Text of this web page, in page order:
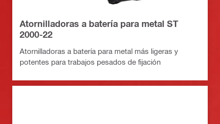
Atornilladoras a batería para metal ST
2000-22
Atornilladoras a batería para metal más ligeras y
potentes para trabajos pesados de fijación